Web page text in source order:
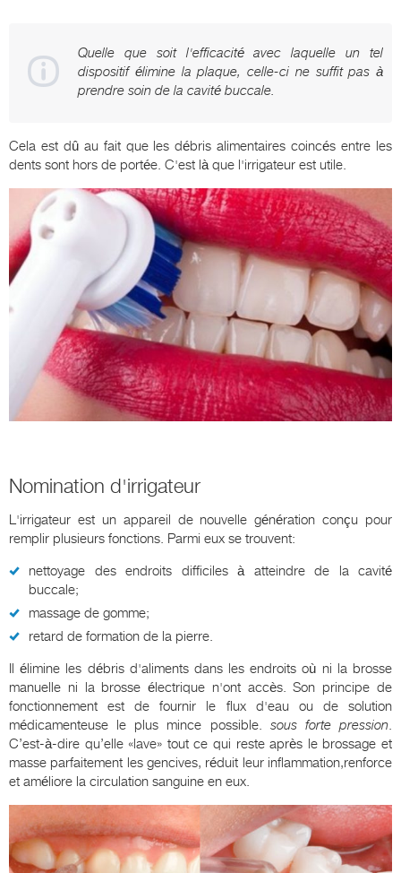
Quelle que soit l'efficacité avec laquelle un tel
dispositif élimine la plaque, celle-ci ne suffit pas à
prendre soin de la cavité buccale.
Cela est dû au fait que les débris alimentaires coincés entre les
dents sont hors de portée. C'est là que l'irrigateur est utile.
Nomination d'irrigateur
L'irrigateur est un appareil de nouvelle génération conçu pour
remplir plusieurs fonctions. Parmi eux se trouvent:
nettoyage des endroits difficiles à atteindre de la cavité
buccale;
massage de gomme;
retard de formation de la pierre.
Il élimine les débris d'aliments dans les endroits où ni la brosse
manuelle ni la brosse électrique n'ont accès. Son principe de
fonctionnement est de fournir le flux d'eau ou de solution
médicamenteuse le plus mince possible. sous forte pression.
C’est-à-dire qu’elle «lave» tout ce qui reste après le brossage et
masse parfaitement les gencives, réduit leur inflammation,renforce
et améliore la circulation sanguine en eux.